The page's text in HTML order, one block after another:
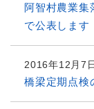
阿智村農業集
で公表します
2016年12月7
橋梁定期点検